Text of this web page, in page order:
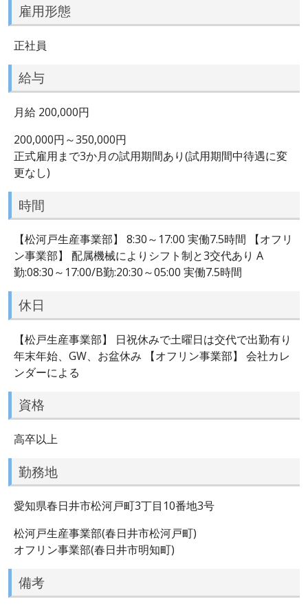
雇用形態
正社員
給与
月給 200,000円
200,000円～350,000円
正式雇用まで3か月の試用期間あり(試用期間中待遇に変
更なし)
時間
【松河戸生産事業部】 8:30～17:00 実働7.5時間 【オフリ
ン事業部】 配属機械によりシフト制と3交代あり A
勤:08:30～17:00/B勤:20:30～05:00 実働7.5時間
休日
【松戸生産事業部】 日祝休みで土曜日は交代で出勤有り
年末年始、GW、お盆休み 【オフリン事業部】 会社カレ
ンダーによる
資格
高卒以上
勤務地
愛知県春日井市松河戸町3丁目10番地3号
松河戸生産事業部(春日井市松河戸町)
オフリン事業部(春日井市明知町)
備考